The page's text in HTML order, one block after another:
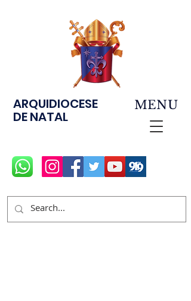
ARQUIDIOCESE
DE NATAL
MENU